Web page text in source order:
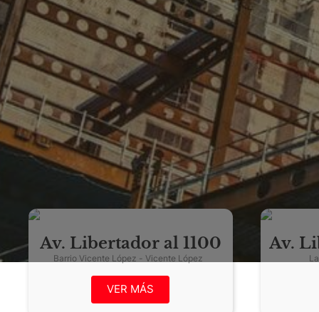
Av. Libertador al 1100
VER MÁS
Av.